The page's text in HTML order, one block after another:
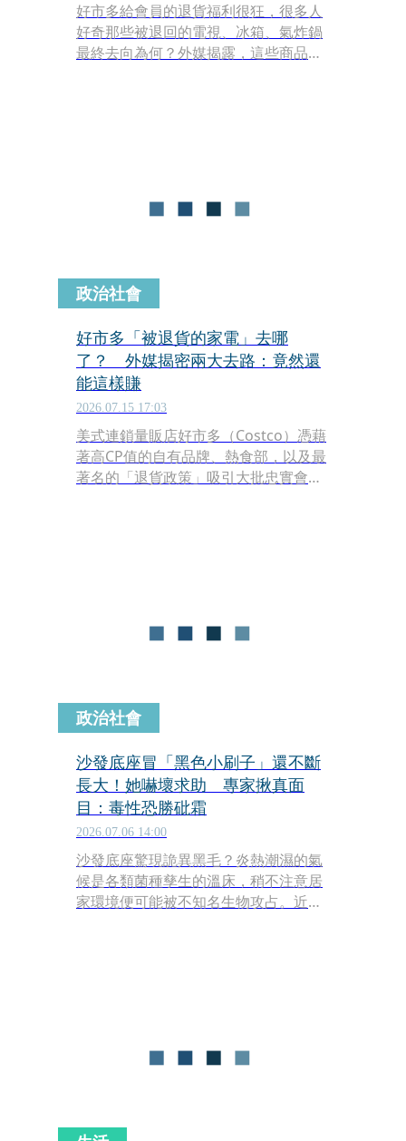
好市多給會員的退貨福利很狂，很多人
好奇那些被退回的電視、冰箱、氣炸鍋
最終去向為何？外媒揭露，這些商品並
政治社會
好市多「被退貨的家電」去哪
了？ 外媒揭密兩大去路：竟然還
能這樣賺
2026.07.15 17:03
美式連鎖量販店好市多（Costco）憑藉
著高CP值的自有品牌、熱食部，以及最
著名的「退貨政策」吸引大批忠實會
政治社會
沙發底座冒「黑色小刷子」還不斷
長大！她嚇壞求助 專家揪真面
目：毒性恐勝砒霜
2026.07.06 14:00
沙發底座驚現詭異黑毛？炎熱潮濕的氣
候是各類菌種孳生的溫床，稍不注意居
家環境便可能被不知名生物攻占。近
子，依照目前的生長狀態，該組沙發的
內部結構可能已遭到菌絲侵入。